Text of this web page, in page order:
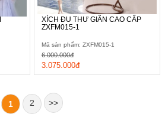
XÍCH ĐU THƯ GIÃN CAO CẤP
ZXFM015-1
Mã sản phẩm: ZXFM015-1
3.075.000đ
6.000.000đ
1 2 >>